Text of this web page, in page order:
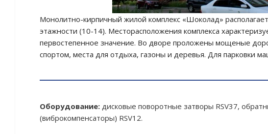
Монолитно-кирпичный жилой комплекс «Шоколад»
этажности (10-14). Месторасположения комплекса
первостепенное значение. Во дворе проложены мощеные
спортом, места для отдыха, газоны и деревья. Для парковки
Оборудование: дисковые поворотные затворы RSV37,
(виброкомпенсаторы) RSV12.